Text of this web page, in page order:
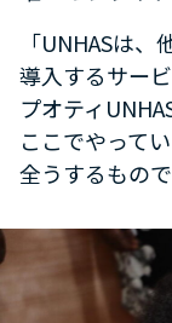
「UNHASは
導入するサー
プオティ
ここでやって
全うするもの